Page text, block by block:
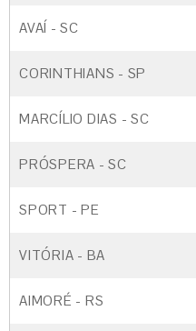
AVAÍ - SC
CORINTHIANS - SP
MARCÍLIO DIAS - SC
PRÓSPERA - SC
SPORT - PE
VITÓRIA - BA
AIMORÉ - RS